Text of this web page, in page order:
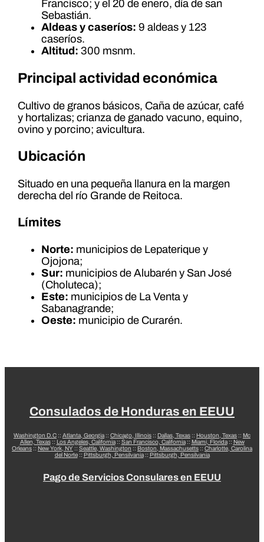
Francisco; y el 20 de enero, día de san
Sebastián.
Aldeas y caseríos: 9 aldeas y 123
caseríos.
Altitud: 300 msnm.
Principal actividad económica
Cultivo de granos básicos, Caña de azúcar, café
y hortalizas; crianza de ganado vacuno, equino,
ovino y porcino; avicultura.
Ubicación
Situado en una pequeña llanura en la margen
derecha del río Grande de Reitoca.
Límites
Norte: municipios de Lepaterique y
Ojojona;
Sur: municipios de Alubarén y San José
(Choluteca);
Este: municipios de La Venta y
Sabanagrande;
Oeste: municipio de Curarén.
Consulados de Honduras en EEUU
Washington D.C :: Atlanta, Georgia:: Chicago, Illinois :: Dallas, Texas :: Houston, Texas :: Mc
Allen, Texas:: Los Angeles, California:: San Francisco, California:: Miami, Florida:: New
Orleans :: New York, NY :: Seattle, Washington :: Boston, Massachusetts :: Charlotte, Carolina
del Norte:: Pittsburgh, Pensilvania:: Pittsburgh, Pensilvania
Pago de Servicios Consulares en EEUU